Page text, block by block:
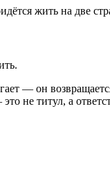
жить на две
— он
не титул, а